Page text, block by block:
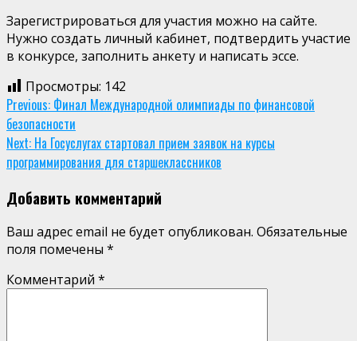
Зарегистрироваться для участия можно на сайте.
Нужно создать личный кабинет, подтвердить участие
в конкурсе, заполнить анкету и написать эссе.
Просмотры: 142
Continue
Reading
Previous: Финал Международной олимпиады по финансовой
безопасности
Next: На Госуслугах стартовал прием заявок на курсы
программирования для старшеклассников
Добавить комментарий
Ваш адрес email не будет опубликован. Обязательные
поля помечены *
Комментарий *